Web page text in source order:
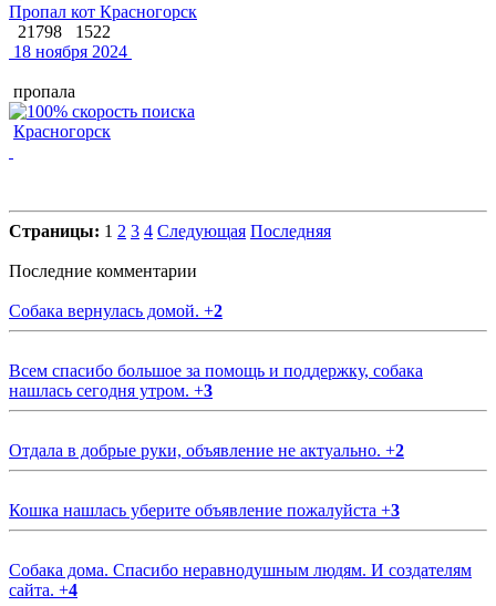
Пропал кот Красногорск
21798
1522
18 ноября 2024
пропала
Красногорск
Страницы: 1 2 3 4 Следующая Последняя
Последние комментарии
Собака вернулась домой. +2
Всем спасибо большое за помощь и поддержку, собака
нашлась сегодня утром. +3
Отдала в добрые руки, объявление не актуально. +2
Кошка нашлась уберите объявление пожалуйста +3
Собака дома. Спасибо неравнодушным людям. И создателям
сайта. +4